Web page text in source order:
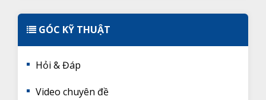
GÓC KỸ THUẬT
Hỏi & Đáp
Video chuyên đề